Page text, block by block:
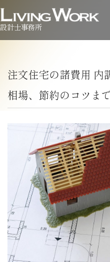
設計士事務所
注文住宅の諸費用 内
相場、節約のコツま